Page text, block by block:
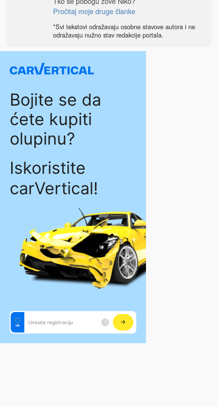
Pročitaj moje druge članke
*Svi tekstovi odražavaju osobne stavove autora i ne
odražavaju nužno stav redakcije portala.